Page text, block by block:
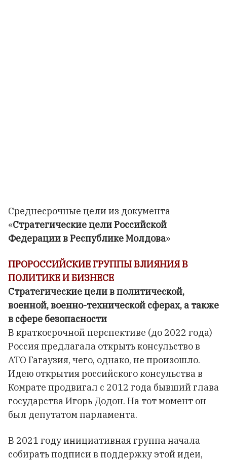
Среднесрочные цели из документа
«Стратегические цели Российской
Федерации в Республике Молдова»
ПРОРОССИЙСКИЕ ГРУППЫ ВЛИЯНИЯ В
ПОЛИТИКЕ И БИЗНЕСЕ
Стратегические цели в политической,
военной, военно-технической сферах, а также
в сфере безопасности
В краткосрочной перспективе (до 2022 года)
Россия предлагала открыть консульство в
АТО Гагаузия, чего, однако, не произошло.
Идею открытия российского консульства в
Комрате продвигал с 2012 года бывший глава
государства Игорь Додон. На тот момент он
был депутатом парламента.
В 2021 году инициативная группа начала
собирать подписи в поддержку этой идеи,